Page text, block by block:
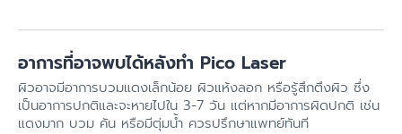
อาการที่อาจพบได้หลังทำ Pico Laser
ผิวอาจมีอาการบวมแดงเล็กน้อย ผิวแห้งลอก หรือรู้สึกตึงผิว ซึ่ง
เป็นอาการปกติและจะหายไปใน 3-7 วัน แต่หากมีอาการผิดปกติ เช่น
แดงมาก บวม คัน หรือมีตุ่มน้ำ ควรปรึกษาแพทย์ทันที